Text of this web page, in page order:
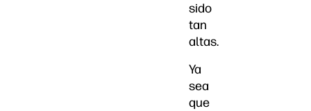
sido
tan
altas.
Ya
sea
que